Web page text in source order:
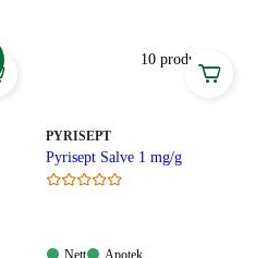
10 produkter
MERKE:
PYRISEPT
Pyrisept Salve 1 mg/g
Nett:
Nett
Apotek:
Apotek